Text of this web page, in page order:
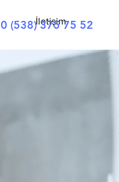
0 (538) 375 75 52
İletişim